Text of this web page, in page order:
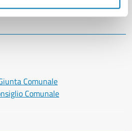
Comunale
Comunale